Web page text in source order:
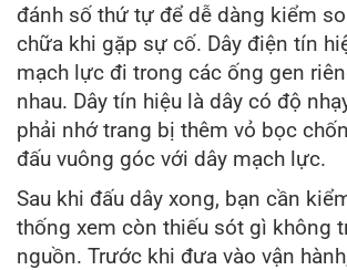
đánh số thứ tự để dễ dàng kiểm
chữa khi gặp sự cố. Dây điện tín
mạch lực đi trong các ống gen
nhau. Dây tín hiệu là dây có độ
phải nhớ trang bị thêm vỏ bọc
đấu vuông góc với dây mạch lực.
Sau khi đấu dây xong, bạn cần
thống xem còn thiếu sót gì không
nguồn. Trước khi đưa vào vận